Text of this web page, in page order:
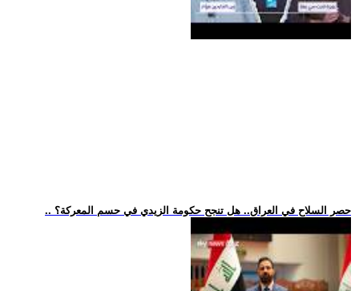
.. حصر السلاح في العراق.. هل تنجح حكومة الزيدي في حسم المعركة؟